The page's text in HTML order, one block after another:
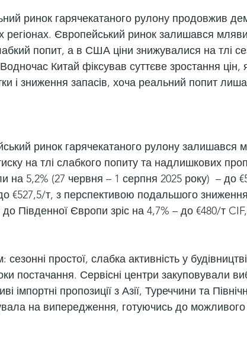
ринок гарячекатаного рулону продовжив
регіонах. Європейський ринок залишався
попит, а в США ціни знижувалися на тлі
Китай фіксував суттєве зростання цін,
і зниження запасів, хоча реальний попит
ринок гарячекатаного рулону залишався
на тлі слабкого попиту та надлишкових
на 5,2% (27 червня – 1 серпня 2025 року)  – до
€527,5/т, з перспективою подальшого
Південної Європи зріс на 4,7% – до €480/т
простої, слабка активність у
постачання. Сервісні центри закуповували
імпортні пропозиції з Азії, Туреччини та
на випередження, готуючись до можливого